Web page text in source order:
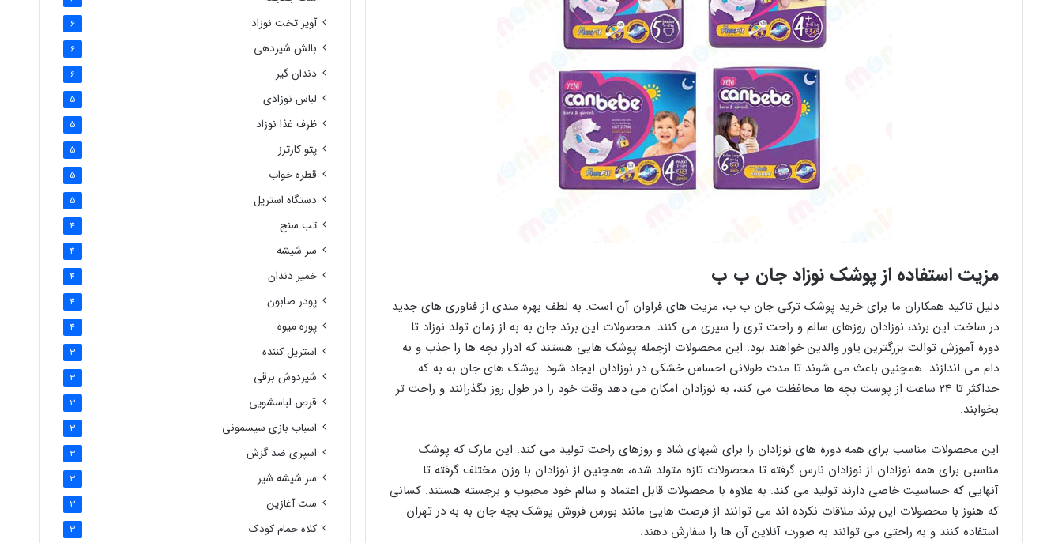
مزیت استفاده از پوشک نوزاد جان ب ب
دلیل تاکید همکاران ما برای خرید پوشک ترکی جان ب ب، مزیت های فراوان آن است. به لطف بهره مندی از فناوری های جدید
در ساخت این برند، نوزادان روزهای سالم و راحت تری را سپری می کنند. محصولات این برند جان به به از زمان تولد نوزاد تا
دوره آموزش توالت بزرگترین یاور والدین خواهند بود. این محصولات از‌جمله پوشک هایی هستند که ادرار بچه ها را جذب و به
دام می اندازند. همچنین باعث می شوند تا مدت طولانی احساس خشکی در نوزادان ایجاد شود. پوشک های جان به به که
حداکثر تا 24 ساعت از پوست بچه‌ ها محافظت می کند، به نوزادان امکان می دهد وقت خود را در طول روز بگذرانند و راحت تر
بخوابند.
این محصولات مناسب برای همه دوره های نوزادان را برای شبهای شاد و روزهای راحت تولید می کند. این مارک که پوشک
مناسبی برای همه نوزادان از نوزادان نارس گرفته تا محصولات تازه متولد شده، همچنین از نوزادان با وزن مختلف گرفته تا
آنهایی که حساسیت خاصی دارند تولید می کند. به علاوه با محصولات قابل اعتماد و سالم خود محبوب و برجسته هستند. کسانی
که هنوز با محصولات این برند ملاقات نکرده اند می توانند از فرصت هایی مانند بورس فروش پوشک بچه جان به به در تهران
استفاده کنند و به راحتی می توانند به صورت آنلاین آن ها را سفارش دهند.
آویز تخت نوزاد 6
بالش شیردهی 6
دندان گیر 6
لباس نوزادی 5
ظرف غذا نوزاد 5
پتو کارترز 5
قطره خواب 5
دستگاه استریل 5
تب سنج 4
سر شیشه 4
خمیر دندان 4
پودر صابون 4
پوره میوه 4
استریل کننده 3
شیردوش برقی 3
قرص لباسشویی 3
اسباب بازی سیسمونی 3
اسپری ضد گزش 3
سر شیشه شیر 3
ست آغازین 3
کلاه حمام کودک 3